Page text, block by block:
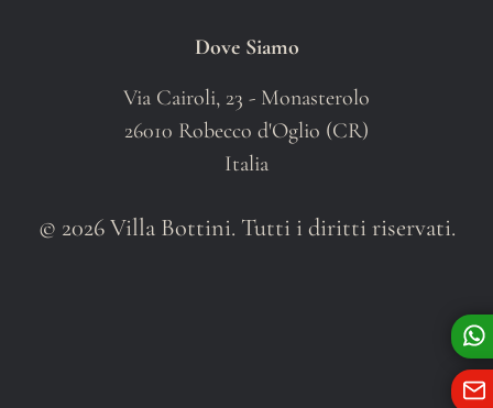
Dove Siamo
Via Cairoli, 23 - Monasterolo
26010 Robecco d'Oglio (CR)
Italia
© 2026 Villa Bottini. Tutti i diritti riservati.